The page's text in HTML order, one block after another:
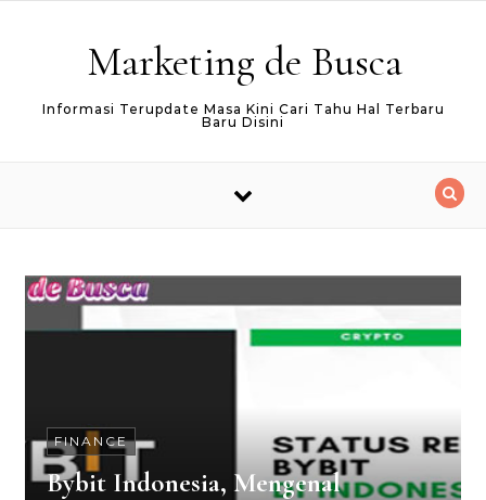
Marketing de Busca
Informasi Terupdate Masa Kini Cari Tahu Hal Terbaru
Baru Disini
FINANCE
Bybit Indonesia, Mengenal